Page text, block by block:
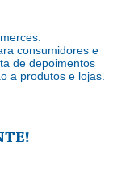
consumidores e
de depoimentos
a produtos e lojas.